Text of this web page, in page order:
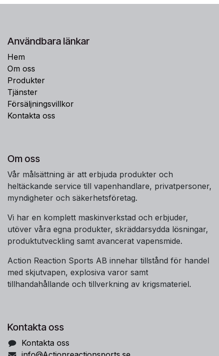
Användbara länkar
Hem
Om oss
Produkter
Tjänster
Försäljningsvillkor
Kontakta oss
Om oss
Vår målsättning är att erbjuda produkter och
heltäckande service till vapenhandlare, privatpersoner,
myndigheter och säkerhetsföretag.
Vi har en komplett maskinverkstad och erbjuder,
utöver våra egna produkter, skräddarsydda lösningar,
produktutveckling samt avancerat vapensmide.
Action Reaction Sports AB innehar tillstånd för handel
med skjutvapen, explosiva varor samt
tillhandahållande och tillverkning av krigsmateriel.
Kontakta oss
Kontakta oss